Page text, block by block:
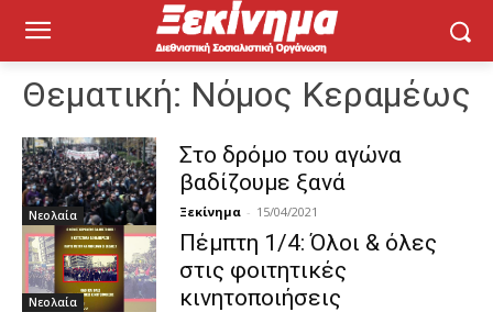
Θεματική: Νόμος Κεραμέως
Νεολαία
Στο δρόμο του αγώνα
βαδίζουμε ξανά
Ξεκίνημα - 15/04/2021
Νεολαία
Πέμπτη 1/4: Όλοι & όλες
στις φοιτητικές
κινητοποιήσεις